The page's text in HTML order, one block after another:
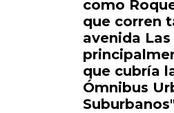
como
que corren
avenida Las
que cubría
Ómnibus